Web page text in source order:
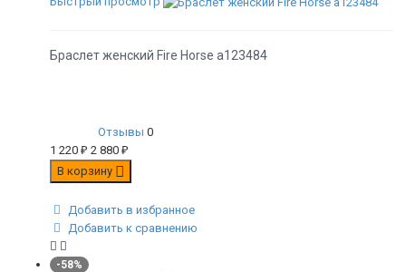
Браслет женский Fire Horse а123484
Отзывы 0
1 220 ₽ 2 880 ₽
В корзину
Добавить в избранное
Добавить к сравнению
-58%